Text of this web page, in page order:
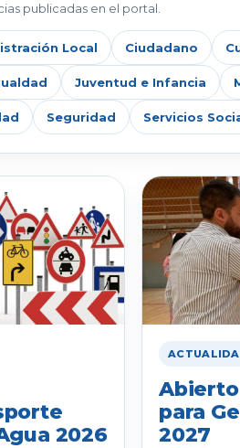
publicadas en el portal.
Local Ciudadano
Juventud e Infancia
Seguridad Servicios
2026
para
2027